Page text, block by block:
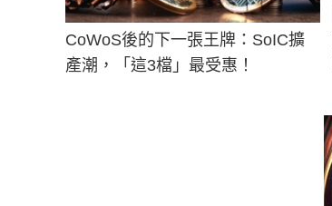
CoWoS後的下一張王牌：SoIC擴
產潮，「這3檔」最受惠！